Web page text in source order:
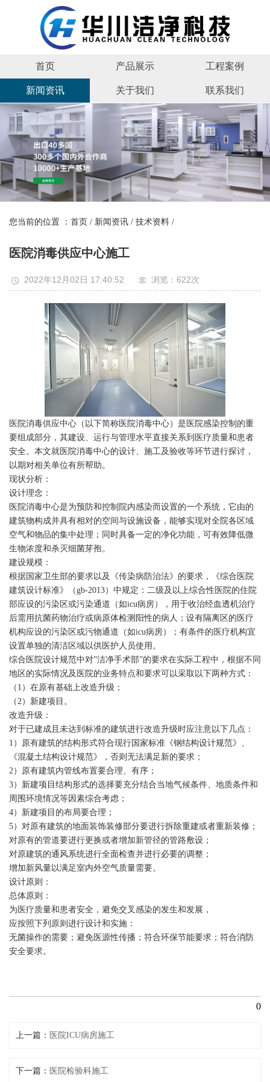
首页 产品展示 工程案例
新闻资讯 关于我们 联系我们
您当前的位置 ： 首页 / 新闻资讯 / 技术资料 /
医院消毒供应中心施工
2022年12月02日 17:40:52 浏览：622次
医院消毒供应中心（以下简称医院消毒中心）是医院感染控制的重
要组成部分，其建设、运行与管理水平直接关系到医疗质量和患者
安全。本文就医院消毒中心的设计、施工及验收等环节进行探讨，
以期对相关单位有所帮助。
现状分析：
设计理念：
医院消毒中心是为预防和控制院内感染而设置的一个系统，它由的
建筑物构成并具有相对的空间与设施设备，能够实现对全院各区域
空气和物品的集中处理；同时具备一定的净化功能，可有效降低微
生物浓度和杀灭细菌芽孢。
建设规模：
根据国家卫生部的要求以及《传染病防治法》的要求，《综合医院
建筑设计标准》（gb-2013）中规定：二级及以上综合性医院的住院
部应设的污染区或污染通道（如icu病房），用于收治经血透机治疗
后需用抗菌药物治疗或病原体检测阳性的病人；设有隔离区的医疗
机构应设的污染区或污物通道（如icu病房）；有条件的医疗机构宜
设置单独的清洁区域以供医护人员使用。
综合医院设计规范中对”洁净手术部”的要求在实际工程中，根据不同
地区的实际情况及医院的业务特点和要求可以采取以下两种方式：
（1）在原有基础上改造升级；
（2）新建项目。
改造升级：
对于已建成且未达到标准的建筑进行改造升级时应注意以下几点：
1）原有建筑的结构形式符合现行国家标准《钢结构设计规范》、
《混凝土结构设计规范》，否则无法满足新的要求；
2）原有建筑内管线布置要合理、有序；
3）新建项目结构形式的选择要充分结合当地气候条件、地质条件和
周围环境情况等因素综合考虑；
4）新建项目的布局要合理；
5）对原有建筑的地面装饰装修部分要进行拆除重建或者重新装修；
对原有的管道要进行更换或者增加新管径的管路敷设；
对原建筑的通风系统进行全面检查并进行必要的调整；
增加新风量以满足室内外空气质量需要。
设计原则：
总体原则：
为医疗质量和患者安全，避免交叉感染的发生和发展，
应按照下列原则进行设计和实施：
无菌操作的需要；避免医源性传播；符合环保节能要求；符合消防
安全要求。
0
上一篇 医院ICU病房施工
下一篇 医院检验科施工